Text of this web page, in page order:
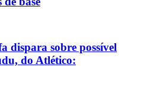
dispara sobre possível
do Atlético: